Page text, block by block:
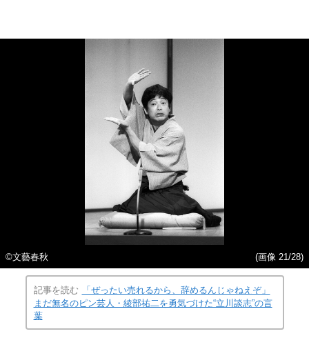
©️文藝春秋 (画像 21/28)
記事を読む
「ぜったい売れるから、辞めるんじゃねえぞ」
まだ無名のピン芸人・綾部祐二を勇気づけた“立川談志”の言
葉